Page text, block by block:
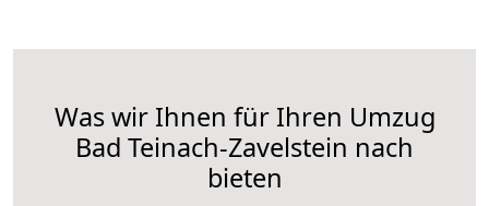
Was wir Ihnen für Ihren Umzug
Bad Teinach-Zavelstein nach
bieten